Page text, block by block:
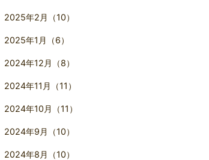
2025年2月（10）
2025年1月（6）
2024年12月（8）
2024年11月（11）
2024年10月（11）
2024年9月（10）
2024年8月（10）